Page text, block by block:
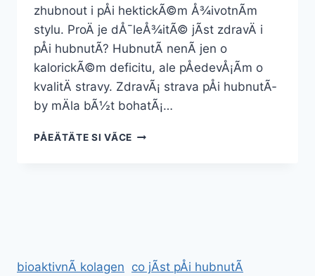
zhubnout i pÅi hektickÃ©m Å¾ivotnÃ­m
stylu. ProÄ je dÅ¯leÅ¾itÃ© jÃ­st zdravÄ i
pÅi hubnutÃ­? HubnutÃ­ nenÃ­ jen o
kalorickÃ©m deficitu, ale pÅedevÅ¡Ã­m o
kvalitÄ stravy. ZdravÃ¡ strava pÅi hubnutÃ­
by mÄla bÃ½t bohatÃ¡…
PÅEÄTÄTE SI VÃ­CEZDRAVÃ©
bioaktivnÃ­ kolagen co jÃ­st pÅi hubnutÃ­